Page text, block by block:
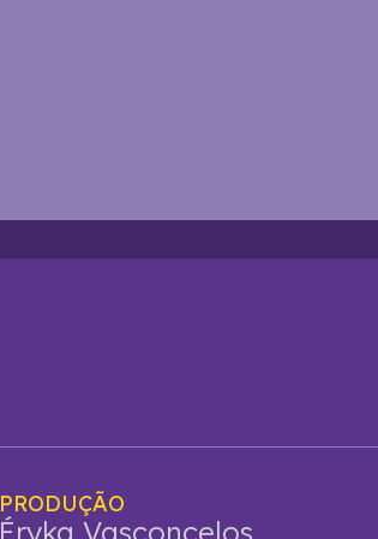
PRODUÇÃO
Éryka Vasconcelos